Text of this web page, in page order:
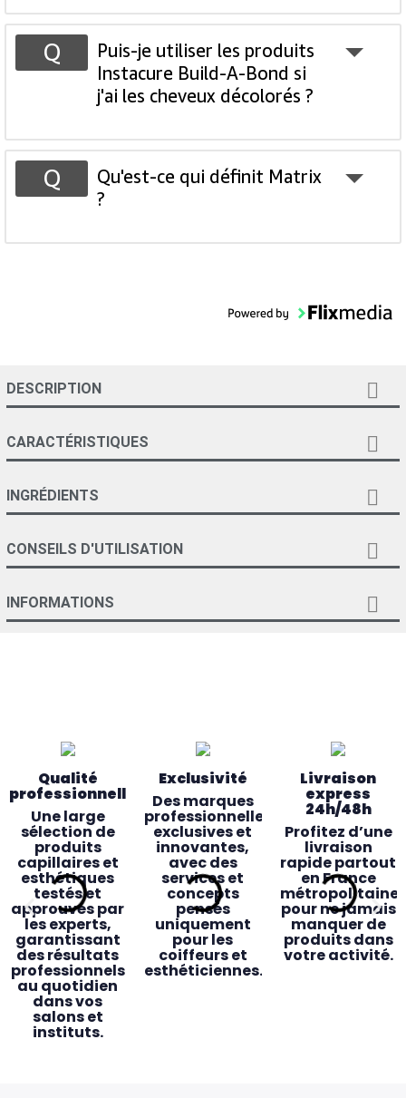
Puis-je utiliser les produits
Instacure Build-A-Bond si
j'ai les cheveux décolorés ?
Qu'est-ce qui définit Matrix
?
DESCRIPTION 
CARACTÉRISTIQUES 
INGRÉDIENTS 
CONSEILS D'UTILISATION 
INFORMATIONS 
Qualité
professionnelle
Une large
sélection de
produits
capillaires et
esthétiques
testés et
approuvés par
les experts,
garantissant
des résultats
professionnels
au quotidien
dans vos
salons et
instituts.
Exclusivité
Des marques
professionnelles
exclusives et
innovantes,
avec des
services et
concepts
pensés
uniquement
pour les
coiffeurs et
esthéticiennes.
Livraison
express
24h/48h
Profitez d’une
livraison
rapide partout
en France
métropolitaine
pour ne jamais
manquer de
produits dans
votre activité.